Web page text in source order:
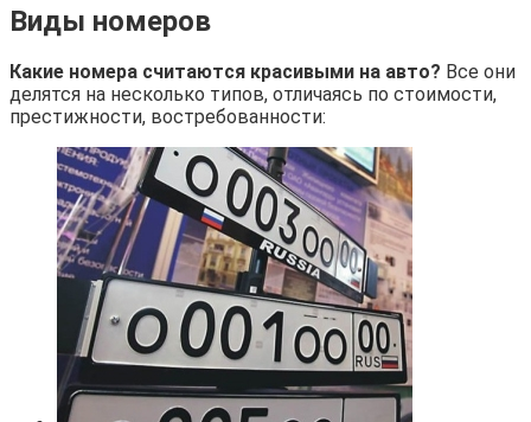
Виды номеров
Какие номера считаются красивыми на авто? Все они
делятся на несколько типов, отличаясь по стоимости,
престижности, востребованности: